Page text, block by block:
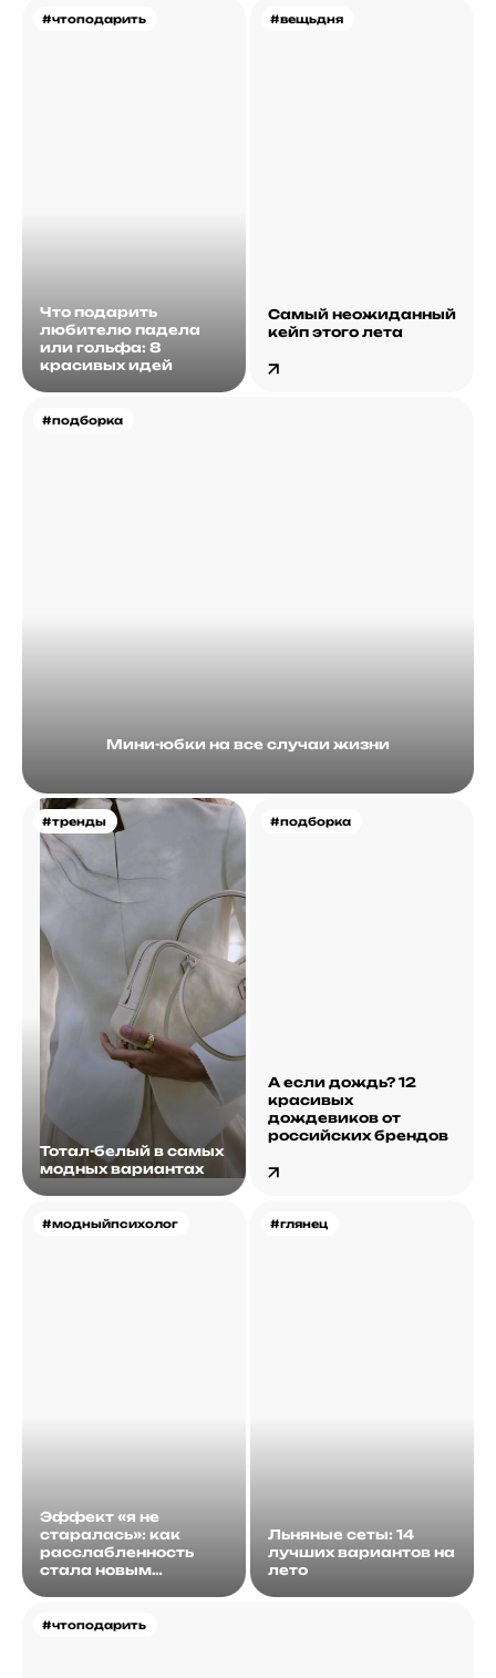
#чтоподарить
Что подарить
любителю падела
или гольфа: 8
красивых идей
#подборка
Мини-юбки на все случаи жизни
#вещьдня
Самый неожиданный
кейп этого лета
#тренды
Тотал-белый в самых
модных вариантах
#подборка
А если дождь? 12
красивых
дождевиков от
российских брендов
#модныйпсихолог
Эффект «я не
старалась»: как
расслабленность
стала новым
#чтоподарить
#глянец
Льняные сеты: 14
лучших вариантов на
лето